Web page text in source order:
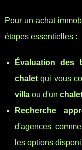
Pour un achat
étapes essentielles :
Évaluation des
chalet qui vous
villa ou d'un
Recherche
d'agences comme
les options